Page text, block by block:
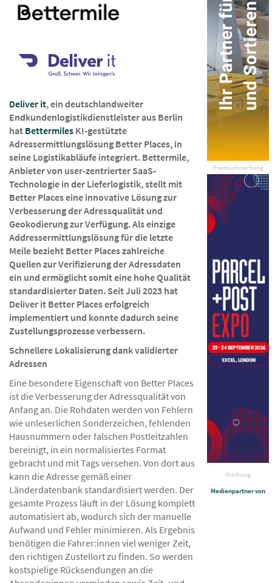
Premiumwerbung
Werbung
Medienpartner von
Deliver it, ein deutschlandweiter
Endkundenlogistikdienstleister aus Berlin
hat Bettermiles KI-gestützte
Adressermittlungslösung Better Places, in
seine Logistikabläufe integriert. Bettermile,
Anbieter von user-zentrierter SaaS-
Technologie in der Lieferlogistik, stellt mit
Better Places eine innovative Lösung zur
Verbesserung der Adressqualität und
Geokodierung zur Verfügung. Als einzige
Addressermittlungslösung für die letzte
Meile bezieht Better Places zahlreiche
Quellen zur Verifizierung der Adressdaten
ein und ermöglicht somit eine hohe Qualität
standardisierter Daten. Seit Juli 2023 hat
Deliver it Better Places erfolgreich
implementiert und konnte dadurch seine
Zustellungsprozesse verbessern.
Schnellere Lokalisierung dank validierter
Adressen
Eine besondere Eigenschaft von Better Places
ist die Verbesserung der Adressqualität von
Anfang an. Die Rohdaten werden von Fehlern
wie unleserlichen Sonderzeichen, fehlenden
Hausnummern oder falschen Postleitzahlen
bereinigt, in ein normalisiertes Format
gebracht und mit Tags versehen. Von dort aus
kann die Adresse gemäß einer
Länderdatenbank standardisiert werden. Der
gesamte Prozess läuft in der Lösung komplett
automatisiert ab, wodurch sich der manuelle
Aufwand und Fehler minimieren. Als Ergebnis
benötigen die Fahrer:innen viel weniger Zeit,
den richtigen Zustellort zu finden. So werden
kostspielige Rücksendungen an die